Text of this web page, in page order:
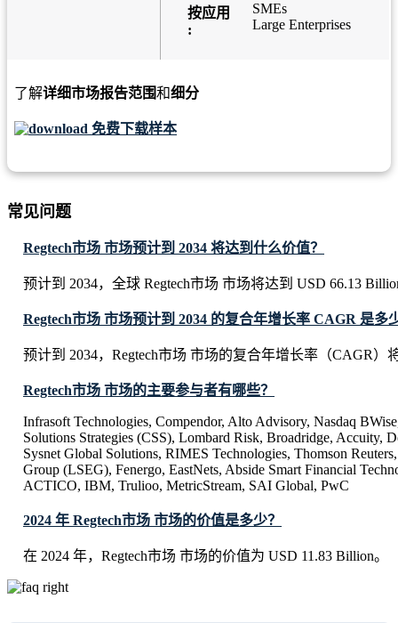
按应用
:
SMEs
Large Enterprises
了解详细市场报告范围和细分
免费下载样本
常见问题
Regtech市场 市场预计到 2034 将达到什么价值？
预计到 2034，全球 Regtech市场 市场将达到 USD 66.13
Regtech市场 市场预计到 2034 的复合年增长率 CAGR 是多
预计到 2034，Regtech市场 市场的复合年增长率（CAGR）
Regtech市场 市场的主要参与者有哪些？
Infrasoft Technologies, Compendor, Alto Advisory, Nasdaq
Solutions Strategies (CSS), Lombard Risk, Broadridge, Accuity,
Sysnet Global Solutions, RIMES Technologies, Thomson
Group (LSEG), Fenergo, EastNets, Abside Smart Financial
ACTICO, IBM, Trulioo, MetricStream, SAI Global, PwC
2024 年 Regtech市场 市场的价值是多少？
在 2024 年，Regtech市场 市场的价值为 USD 11.83 Billion。